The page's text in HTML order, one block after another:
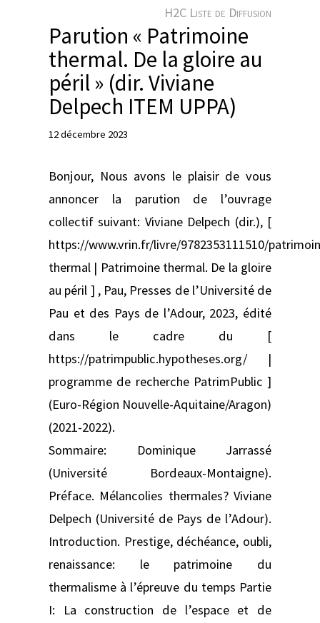
H2C Liste de Diffusion
Parution « Patrimoine
thermal. De la gloire au
péril » (dir. Viviane
Delpech ITEM UPPA)
12 décembre 2023
Bonjour, Nous avons le plaisir de vous
annoncer la parution de l’ouvrage
collectif suivant: Viviane Delpech (dir.), [
https://www.vrin.fr/livre/9782353111510/
thermal | Patrimoine thermal. De la gloire
au péril ] , Pau, Presses de l’Université de
Pau et des Pays de l’Adour, 2023, édité
dans le cadre du [
https://patrimpublic.hypotheses.org/ |
programme de recherche PatrimPublic ]
(Euro-Région Nouvelle-Aquitaine/Aragon)
(2021-2022).
Sommaire: Dominique Jarrassé
(Université Bordeaux-Montaigne).
Préface. Mélancolies thermales? Viviane
Delpech (Université de Pays de l’Adour).
Introduction. Prestige, déchéance, oubli,
renaissance: le patrimoine du
thermalisme à l’épreuve du temps Partie
I: La construction de l’espace et de